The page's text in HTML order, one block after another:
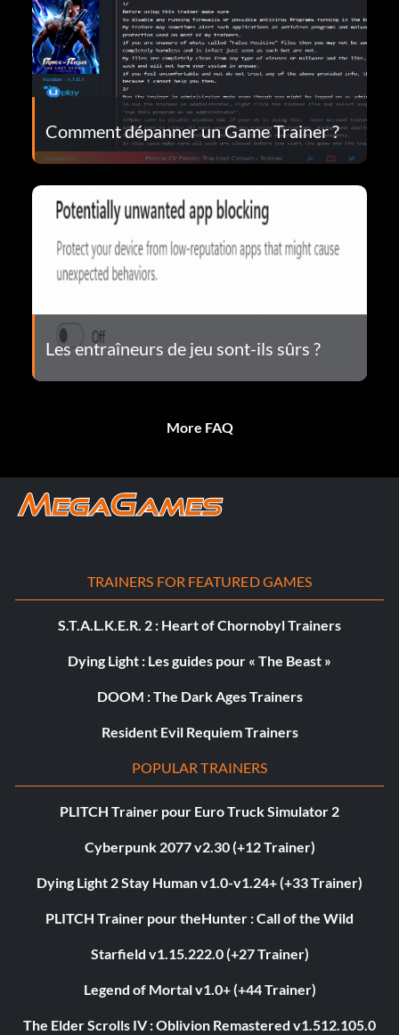
Comment dépanner un Game Trainer ?
Les entraîneurs de jeu sont-ils sûrs ?
More FAQ
TRAINERS FOR FEATURED GAMES
S.T.A.L.K.E.R. 2 : Heart of Chornobyl Trainers
Dying Light : Les guides pour « The Beast »
DOOM : The Dark Ages Trainers
Resident Evil Requiem Trainers
POPULAR TRAINERS
PLITCH Trainer pour Euro Truck Simulator 2
Cyberpunk 2077 v2.30 (+12 Trainer)
Dying Light 2 Stay Human v1.0-v1.24+ (+33 Trainer)
PLITCH Trainer pour theHunter : Call of the Wild
Starfield v1.15.222.0 (+27 Trainer)
Legend of Mortal v1.0+ (+44 Trainer)
The Elder Scrolls IV : Oblivion Remastered v1.512.105.0